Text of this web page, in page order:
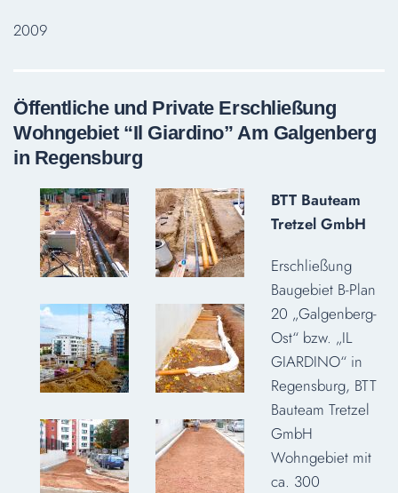
2009
Öffentliche und Private Erschließung
Wohngebiet “Il Giardino” Am Galgenberg
in Regensburg
BTT Bauteam
Tretzel GmbH
Erschließung
Baugebiet B-Plan
20 „Galgenberg-
Ost“ bzw. „IL
GIARDINO“ in
Regensburg, BTT
Bauteam Tretzel
GmbH
Wohngebiet mit
ca. 300